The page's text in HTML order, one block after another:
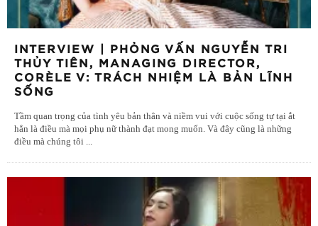
INTERVIEW | PHỎNG VẤN NGUYỄN TRI
THỦY TIÊN, MANAGING DIRECTOR,
CORÈLE V: TRÁCH NHIỆM LÀ BẢN LĨNH
SỐNG
Tầm quan trọng của tình yêu bản thân và niềm vui với cuộc sống tự tại ắt
hẳn là điều mà mọi phụ nữ thành đạt mong muốn. Và đây cũng là những
điều mà chúng tôi ...